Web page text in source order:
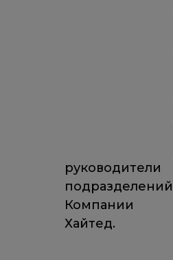
руководители
подразделений
Компании
Хайтед.